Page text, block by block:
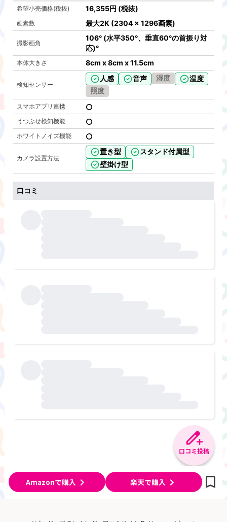
希望小売価格(税抜) 16,355円 (税抜)
画素数 最大2K (2304 x 1296画素)
撮影画角
106° (水平350°、垂直60°の首振り対
応)°
本体大きさ 8cm x 8cm x 11.5cm
検知センサー
人感 音声 湿度
温度
照度
スマホアプリ連携
うつぶせ検知機能
ホワイトノイズ機能
カメラ設置方法
置き型
スタンド付属型
壁掛け型
口コミ
口コミ投稿
Amazonで購入 楽天で購入